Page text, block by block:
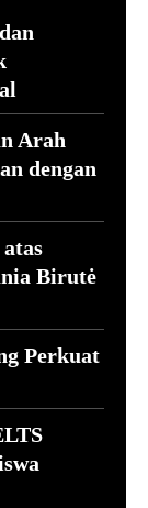
Arah
dengan
Birutė
Perkuat